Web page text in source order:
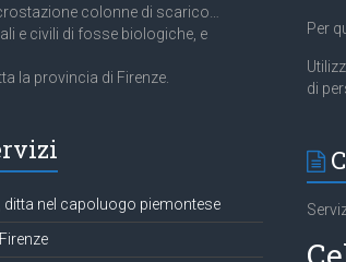
colonne di scarico…
e civili di fosse biologiche, e
la provincia di Firenze.
ditta nel capoluogo piemontese
Per
di